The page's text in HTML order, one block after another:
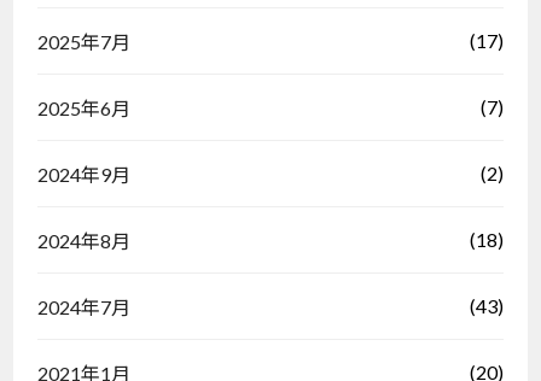
2025年7月 (17)
2025年6月 (7)
2024年9月 (2)
2024年8月 (18)
2024年7月 (43)
2021年1月 (20)